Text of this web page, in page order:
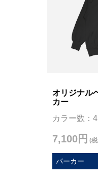
オリジナル
カー
カラー数：
パーカー
7,100円 (